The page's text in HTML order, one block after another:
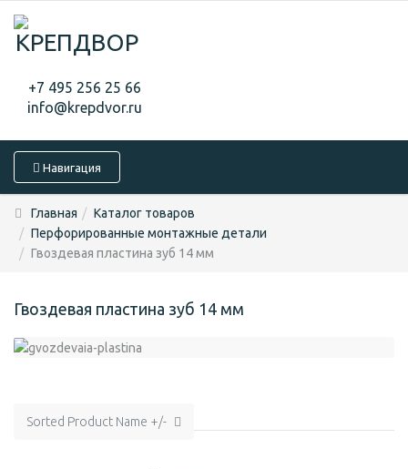
+7 495 256 25 66
info@krepdvor.ru
Навигация
Главная
Каталог товаров
Перфорированные монтажные детали
Гвоздевая пластина зуб 14 мм
Гвоздевая пластина зуб 14 мм
Sorted Product Name +/-